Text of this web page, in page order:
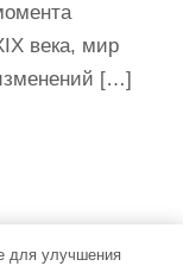
века, мир
[…]
для улучшения